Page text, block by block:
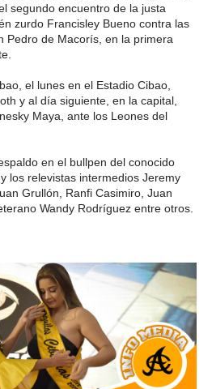
segundo encuentro de la justa
zurdo Francisley Bueno contra las
Pedro de Macorís, en la primera
el lunes en el Estadio Cibao,
y al día siguiente, en la capital,
Maya, ante los Leones del
en el bullpen del conocido
los relevistas intermedios Jeremy
Grullón, Ranfi Casimiro, Juan
Wandy Rodríguez entre otros.